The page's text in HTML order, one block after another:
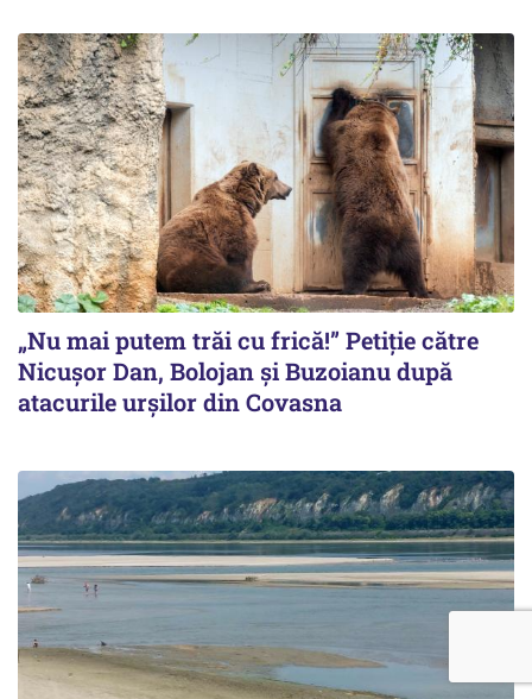
„Nu mai putem trăi cu frică!” Petiție către
Nicușor Dan, Bolojan și Buzoianu după
atacurile urșilor din Covasna